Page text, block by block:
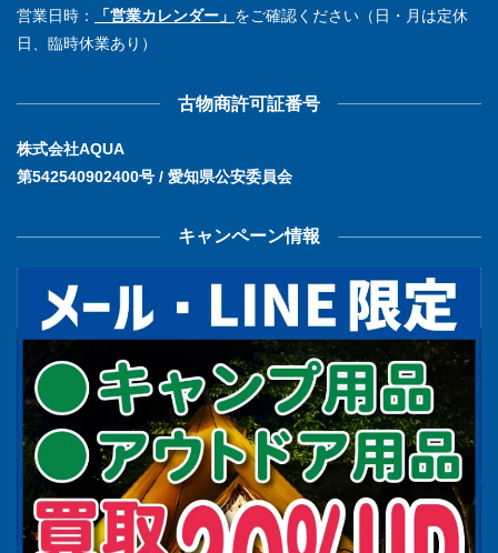
営業日時：
「営業カレンダー」 をご確認ください（日・月は定休
日、臨時休業あり）
古物商許可証番号
株式会社AQUA
第542540902400号 / 愛知県公安委員会
キャンペーン情報